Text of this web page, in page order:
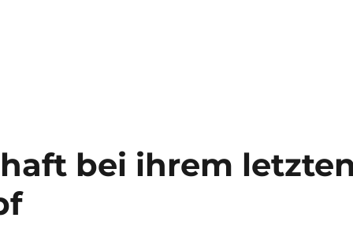
bei ihrem